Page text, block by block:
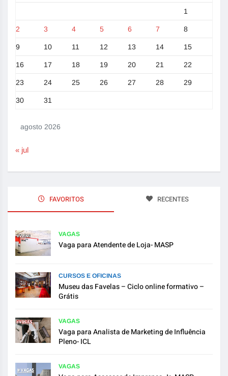
agosto 2026
1
2 3 4 5 6 7 8
9 10 11 12 13 14 15
16 17 18 19 20 21 22
23 24 25 26 27 28 29
30 31
« jul
FAVORITOS RECENTES
VAGAS
Vaga para Atendente de Loja- MASP
CURSOS E OFICINAS
Museu das Favelas – Ciclo online formativo –
Grátis
VAGAS
Vaga para Analista de Marketing de Influência
Pleno- ICL
VAGAS